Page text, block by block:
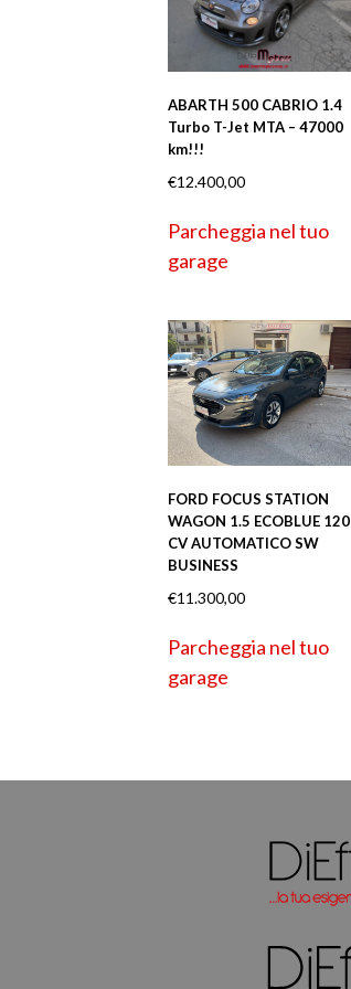
ABARTH 500 CABRIO 1.4
Turbo T-Jet MTA – 47000
km!!!
€12.400,00
Parcheggia nel tuo
garage
FORD FOCUS STATION
WAGON 1.5 ECOBLUE 120
CV AUTOMATICO SW
BUSINESS
€11.300,00
Parcheggia nel tuo
garage